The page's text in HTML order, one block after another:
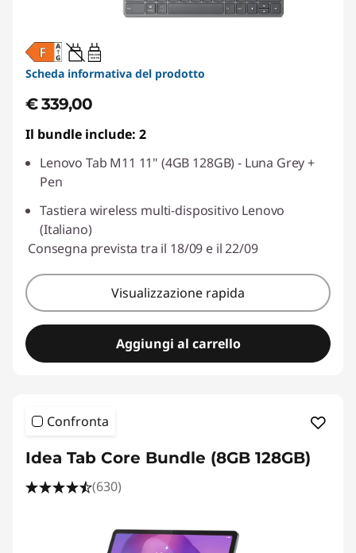
20W-60W
USB PD
Scheda informativa del prodotto
€ 339,00
Il bundle include: 2
Lenovo Tab M11 11" (4GB 128GB) - Luna Grey +
Pen
Tastiera wireless multi-dispositivo Lenovo
(Italiano)
Consegna prevista tra il 18/09 e il 22/09
Visualizzazione rapida
Aggiungi al carrello
Confronta
Idea Tab Core Bundle (8GB 128GB)
(630)